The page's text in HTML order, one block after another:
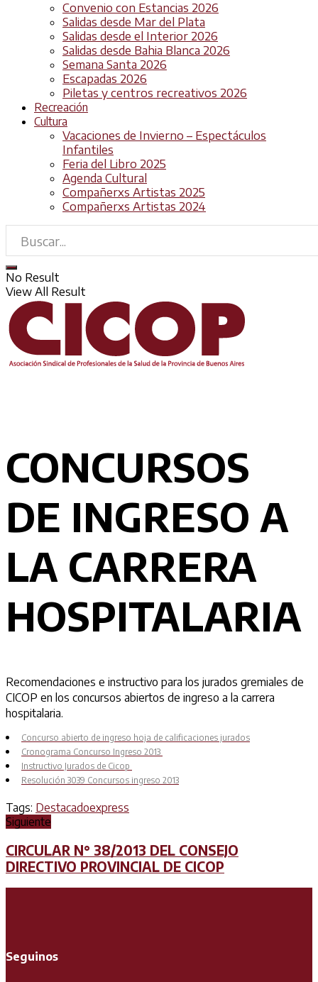
Convenio con Estancias 2026
Salidas desde Mar del Plata
Salidas desde el Interior 2026
Salidas desde Bahia Blanca 2026
Semana Santa 2026
Escapadas 2026
Piletas y centros recreativos 2026
Recreación
Cultura
Vacaciones de Invierno – Espectáculos
Infantiles
Feria del Libro 2025
Agenda Cultural
Compañerxs Artistas 2025
Compañerxs Artistas 2024
No Result
View All Result
CONCURSOS
DE INGRESO A
LA CARRERA
HOSPITALARIA
Recomendaciones e instructivo para los jurados gremiales de
CICOP en los concursos abiertos de ingreso a la carrera
hospitalaria.
Concurso abierto de ingreso hoja de calificaciones jurados
Cronograma Concurso Ingreso 2013
Instructivo Jurados de Cicop
Resolución 3039 Concursos ingreso 2013
Tags: Destacadoexpress
Siguiente
CIRCULAR N° 38/2013 DEL CONSEJO
DIRECTIVO PROVINCIAL DE CICOP
Seguinos